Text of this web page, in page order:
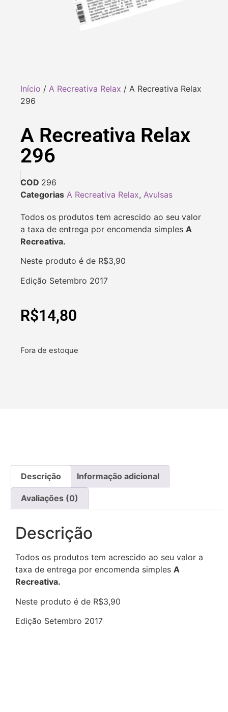
Início / A Recreativa Relax / A Recreativa Relax
296
A Recreativa Relax
296
COD 296
Categorias A Recreativa Relax, Avulsas
Todos os produtos tem acrescido ao seu valor
a taxa de entrega por encomenda simples A
Recreativa.
Neste produto é de R$3,90
Edição Setembro 2017
R$14,80
Fora de estoque
Descrição Informação adicional
Avaliações (0)
Descrição
Todos os produtos tem acrescido ao seu valor a
taxa de entrega por encomenda simples A
Recreativa.
Neste produto é de R$3,90
Edição Setembro 2017